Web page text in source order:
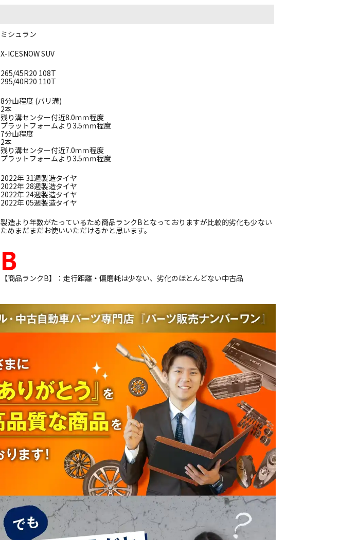
ミシュラン
X-ICESNOW SUV
265/45R20 108T
295/40R20 110T
8分山程度 (バリ溝)
2本
残り溝センター付近8.0ｍｍ程度
プラットフォームより3.5ｍｍ程度
7分山程度
2本
残り溝センター付近7.0ｍｍ程度
プラットフォームより3.5ｍｍ程度
2022年 31週製造タイヤ
2022年 28週製造タイヤ
2022年 24週製造タイヤ
2022年 05週製造タイヤ
製造より年数がたっているため商品ランクBとなっておりますが比較的劣化も少ない
ためまだまだお使いいただけるかと思います。
B
【商品ランクB】：走行距離・偏磨耗は少ない、劣化のほとんどない中古品